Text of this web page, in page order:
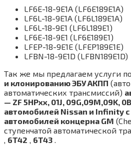
LF6E-18-9E1A (LF6E189E1A)
LF6L-18-9E1A (LF6L189E1A)
LF6L-18-9E1 (LF6L189E1)
LF6E-18-9E1 (LF6E189E1)
LFEP-18-9E1E (LFEP189E1E)
LFBN-18-9E1D (LFBN189E1D)
Так же мы предлагаем услуги по
и клонированию ЭБУ АКПП
автоматических трансмиссий)
— ZF 5HPxx, 01J, 09G,09M,09K,
автомобилей Nissan и Infinity с
автомобилей концерна GM
ступенчатой автоматической
6T42 6T43